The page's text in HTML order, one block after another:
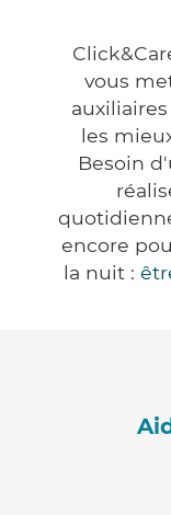
vous
les
Besoin
encore
la nuit :